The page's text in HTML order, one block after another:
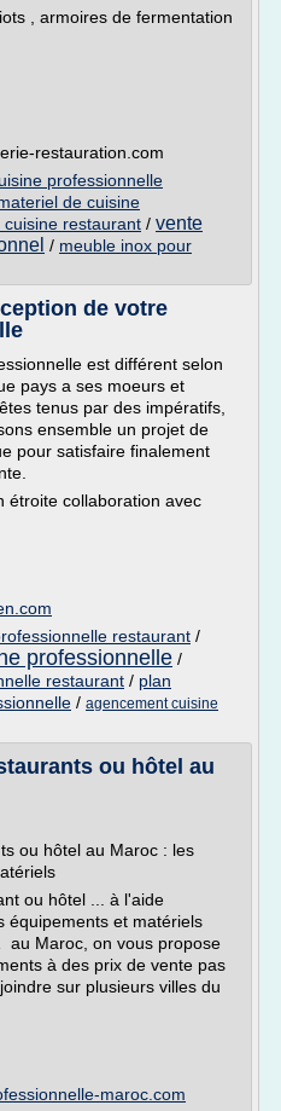
, armoires de fermentation
restauration.com
professionnelle
de cuisine
cuisine restaurant / vente
/ meuble inox pour
de votre
est différent selon
pays a ses moeurs et
tenus par des impératifs,
ensemble un projet de
pour satisfaire finalement
étroite collaboration avec
restaurant /
professionnelle /
restaurant / plan
/ agencement cuisine
ou hôtel au
ou hôtel au Maroc : les
ou hôtel ... à l'aide
équipements et matériels
au Maroc, on vous propose
à des prix de vente pas
sur plusieurs villes du
maroc.com